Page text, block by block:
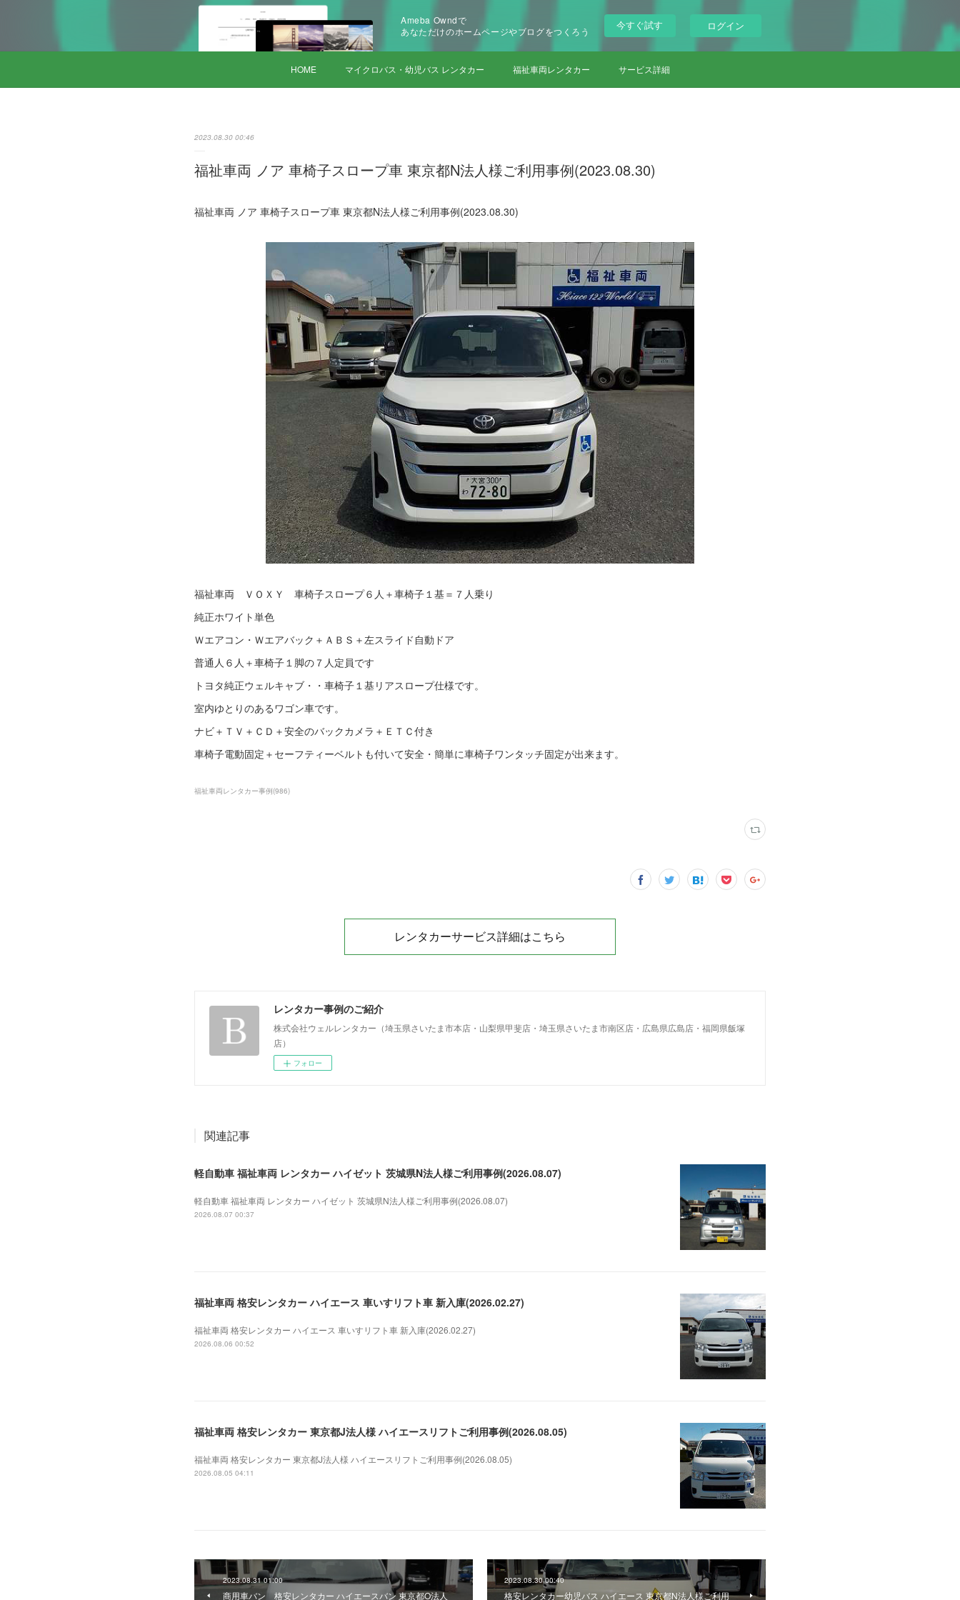
Ameba Owndで
あなただけのホームページやブログをつくろう
今すぐ試す ログイン
HOME マイクロバス・幼児バス レンタカー 福祉車両レンタカー サービス詳細
2023.08.30 00:46
福祉車両 ノア 車椅子スロープ車 東京都N法人様ご利用事例(2023.08.30)
福祉車両 ノア 車椅子スロープ車 東京都N法人様ご利用事例(2023.08.30)
福祉車両 ＶＯＸＹ 車椅子スロープ６人＋車椅子１基＝７人乗り
純正ホワイト単色
Ｗエアコン・Ｗエアバック＋ＡＢＳ＋左スライド自動ドア
普通人６人＋車椅子１脚の７人定員です
トヨタ純正ウェルキャブ・・車椅子１基リアスロープ仕様です。
室内ゆとりのあるワゴン車です。
ナビ＋ＴＶ＋ＣＤ＋安全のバックカメラ＋ＥＴＣ付き
車椅子電動固定＋セーフティーベルトも付いて安全・簡単に車椅子ワンタッチ固定が出来ます。
福祉車両レンタカー事例(986)
レンタカーサービス詳細はこちら
レンタカー事例のご紹介
株式会社ウェルレンタカー（埼玉県さいたま市本店・山梨県甲斐店・埼玉県さいたま市南区店・広島県広島店・福岡県飯塚
店）
フォロー
関連記事
軽自動車 福祉車両 レンタカー ハイゼット 茨城県N法人様ご利用事例(2026.08.07)
軽自動車 福祉車両 レンタカー ハイゼット 茨城県N法人様ご利用事例(2026.08.07)
2026.08.07 00:37
福祉車両 格安レンタカー ハイエース 車いすリフト車 新入庫(2026.02.27)
福祉車両 格安レンタカー ハイエース 車いすリフト車 新入庫(2026.02.27)
2026.08.06 00:52
福祉車両 格安レンタカー 東京都J法人様 ハイエースリフトご利用事例(2026.08.05)
福祉車両 格安レンタカー 東京都J法人様 ハイエースリフトご利用事例(2026.08.05)
2026.08.05 04:11
2023.08.31 01:00
商用車バン 格安レンタカー ハイエースバン 東京都O法人
2023.08.30 00:40
格安レンタカー幼児バス ハイエース 東京都N法人様ご利用